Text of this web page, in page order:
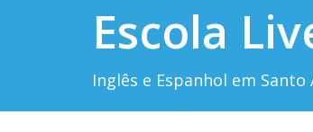
Escola
Inglês e Espanhol em Santo